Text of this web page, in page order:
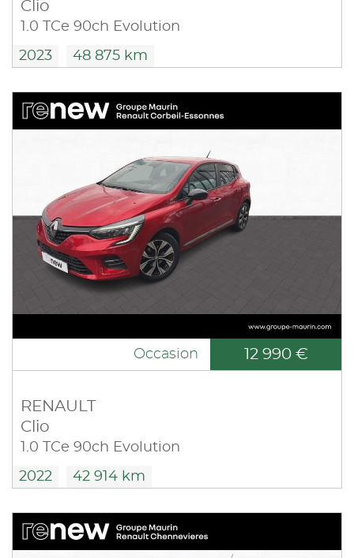
Clio
1.0 TCe 90ch Evolution
2023 48 875 km
Occasion 12 990 €
RENAULT
Clio
1.0 TCe 90ch Evolution
2022 42 914 km